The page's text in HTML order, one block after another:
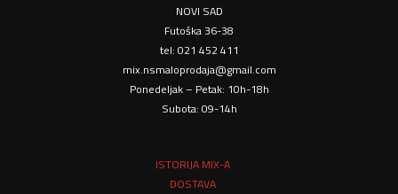
NOVI SAD
Futoška 36-38
tel: 021 452 411
mix.nsmaloprodaja@gmail.com
Ponedeljak – Petak: 10h-18h
Subota: 09-14h
ISTORIJA MIX-A
DOSTAVA